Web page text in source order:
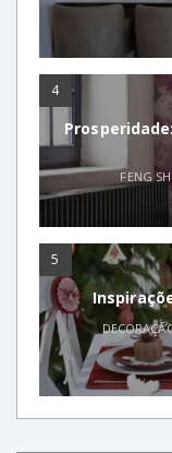
4
FENG
5